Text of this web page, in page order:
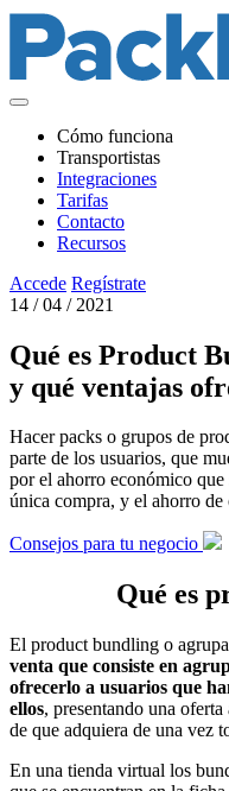
Cómo funciona
Transportistas
Integraciones
Tarifas
Contacto
Recursos
Accede Regístrate
14 / 04 / 2021
Qué es Product
y qué ventajas
Hacer packs o grupos de
parte de los usuarios, que
por el ahorro económico
única compra, y el ahorro de
Consejos para tu negocio
Qué es
El product bundling o
venta que consiste en
ofrecerlo a usuarios que
ellos, presentando una
de que adquiera de una vez
En una tienda virtual los